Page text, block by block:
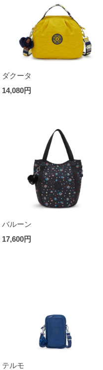
ダクータ
14,080円
バルーン
17,600円
テルモ